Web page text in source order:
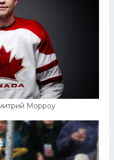
Морроу